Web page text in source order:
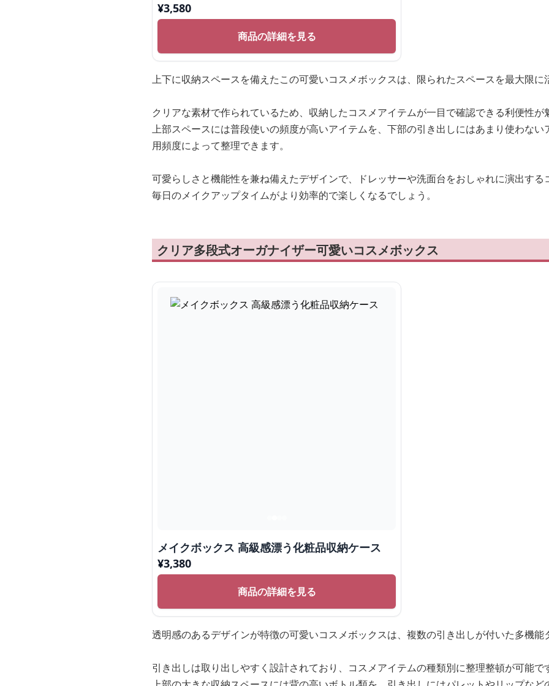
¥3,580
商品の詳細を見る
上下に収納スペースを備えたこの可愛いコスメボックスは、限られたスペースを最大限に
クリアな素材で作られているため、収納したコスメアイテムが一目で確認できる利便性が
上部スペースには普段使いの頻度が高いアイテムを、下部の引き出しにはあまり使わない
用頻度によって整理できます。
可愛らしさと機能性を兼ね備えたデザインで、ドレッサーや洗面台をおしゃれに演出する
毎日のメイクアップタイムがより効率的で楽しくなるでしょう。
クリア多段式オーガナイザー可愛いコスメボックス
メイクボックス 高級感漂う化粧品収納ケース
¥3,380
商品の詳細を見る
透明感のあるデザインが特徴の可愛いコスメボックスは、複数の引き出しが付いた多機能
引き出しは取り出しやすく設計されており、コスメアイテムの種類別に整理整頓が可能で